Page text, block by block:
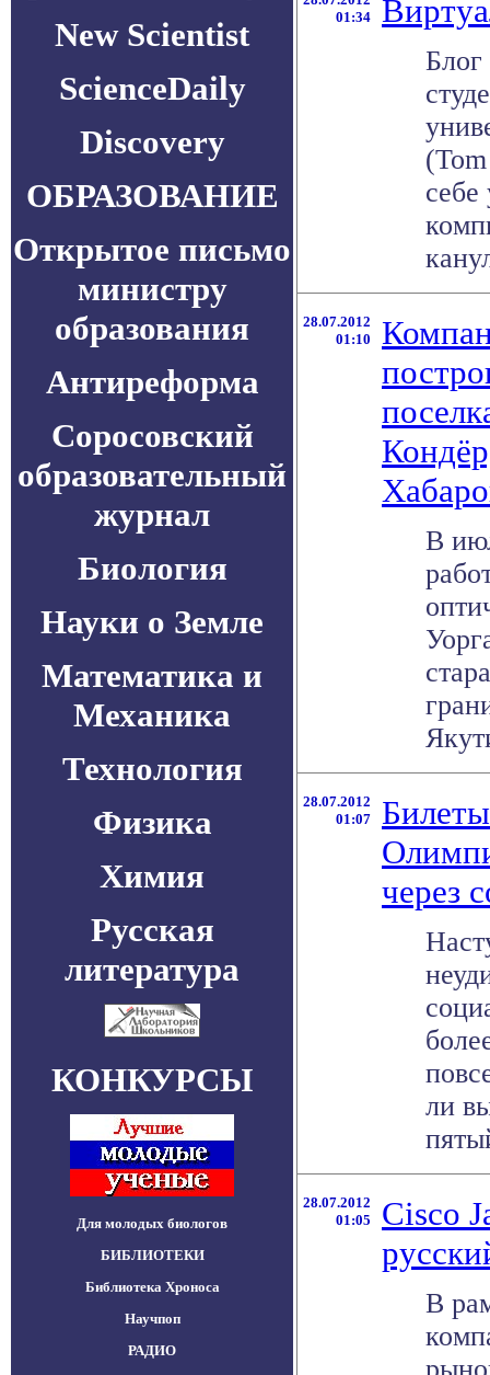
New Scientist
ScienceDaily
Discovery
ОБРАЗОВАНИЕ
Открытое письмо
министру
образования
Антиреформа
Соросовский
образовательный
журнал
Биология
Науки о Земле
Математика и
Механика
Технология
Физика
Химия
Русская
литература
КОНКУРСЫ
Для молодых биологов
БИБЛИОТЕКИ
Библиотека Хроноса
Научпоп
РАДИО
01:34
себе
28.07.2012
01:10
В
28.07.2012
01:07
через
ли
28.07.2012
01:05
Cisco
В